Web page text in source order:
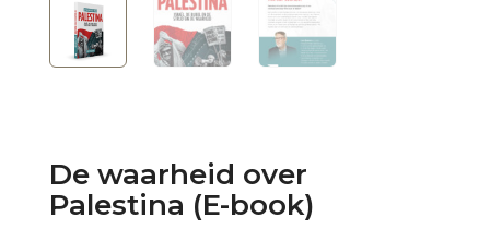
De waarheid over
Palestina (E-book)